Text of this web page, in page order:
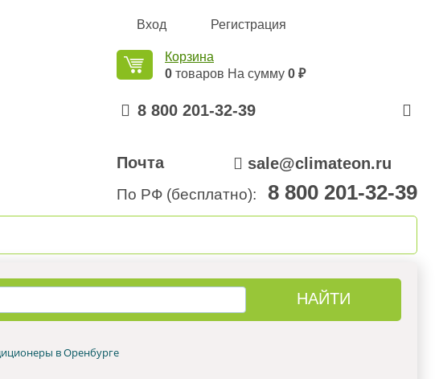
Вход Регистрация
Корзина
0 товаров На сумму 0 ₽
8 800 201-32-39
Почта sale@climateon.ru
По РФ (бесплатно): 8 800 201-32-39
в Оренбурге